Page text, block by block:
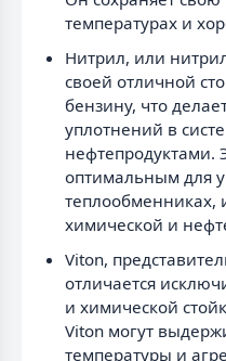
температурах и
Нитрил, или
своей отличной
бензину, что
уплотнений в
нефтепродуктами.
оптимальным для
теплообменниках,
химической и
Viton,
отличается
и химической
Viton могут
температуры и